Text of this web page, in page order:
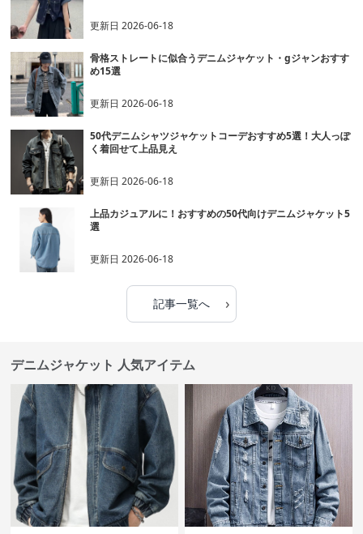
更新日2026-06-18
骨格ストレートに似合うデニムジャケット・gジャンおすす
め15選
更新日2026-06-18
50代デニムシャツジャケットコーデおすすめ5選！大人っぽ
く着回せて上品見え
更新日2026-06-18
上品カジュアルに！おすすめの50代向けデニムジャケット5
選
更新日2026-06-18
記事一覧へ ›
デニムジャケット 人気アイテム